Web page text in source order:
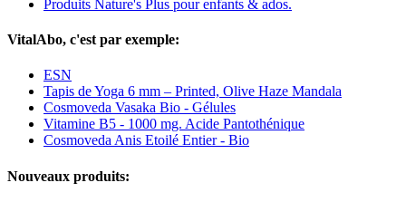
Produits Nature's Plus pour enfants & ados.
VitalAbo, c'est par exemple:
ESN
Tapis de Yoga 6 mm – Printed, Olive Haze Mandala
Cosmoveda Vasaka Bio - Gélules
Vitamine B5 - 1000 mg. Acide Pantothénique
Cosmoveda Anis Etoilé Entier - Bio
Nouveaux produits: